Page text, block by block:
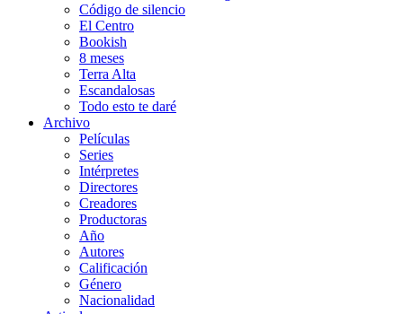
Código de silencio
El Centro
Bookish
8 meses
Terra Alta
Escandalosas
Todo esto te daré
Archivo
Películas
Series
Intérpretes
Directores
Creadores
Productoras
Año
Autores
Calificación
Género
Nacionalidad